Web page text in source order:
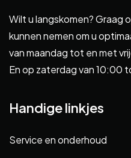
Wilt u langskomen? Graag
kunnen nemen om u
van maandag tot en met
En op zaterdag van 10:00
Handige linkjes
Service en onderhoud